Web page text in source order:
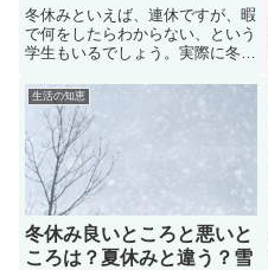
冬休みといえば、連休ですが、暇
で何をしたらわからない、という
学生もいるでしょう。実際に冬休
んでいる高校生や中学生も多い。
では、冬休み暇な時にやることは
あるのか？ここではオススメの過
ごし方（自宅、外出先）を紹介。
暇つぶしはスマホ以外でも出来る
のです。ぜひ参考にしてみよう。
生活の知恵
冬休み良いところと悪いと
ころは？夏休みと違う？雪